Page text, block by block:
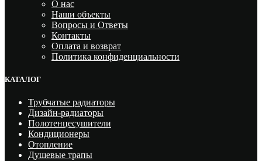
О нас
Наши объекты
Вопросы и Ответы
Контакты
Оплата и возврат
Политика конфиденциальности
КАТАЛОГ
Трубчатые радиаторы
Дизайн-радиаторы
Полотенцесушители
Кондиционеры
Отопление
Душевые трапы